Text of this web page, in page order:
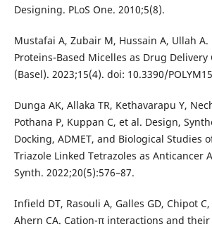
Designing. PLoS One. 2010;5(8).
Mustafai A, Zubair M, Hussain A, Ullah A.
Proteins-Based Micelles as Drug Delivery
(Basel). 2023;15(4). doi: 10.3390/
Dunga AK, Allaka TR, Kethavarapu Y,
Pothana P, Kuppan C, et al. Design,
Docking, ADMET, and Biological Studies
Triazole Linked Tetrazoles as Anticancer
Synth. 2022;20(5):576–87.
Infield DT, Rasouli A, Galles GD, Chipot
Ahern CA. Cation-π interactions and